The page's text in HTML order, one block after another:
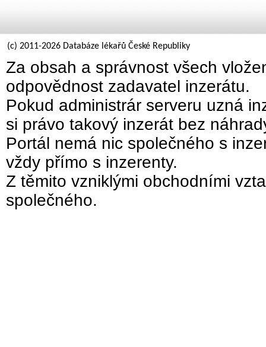
(c) 2011-2026 Databáze lékařů České Republiky
Za obsah a správnost všech
odpovědnost zadavatel inzerátu.
Pokud administrár serveru uzná
si právo takový inzerát bez
Portál nemá nic společného s
vždy přímo s inzerenty.
Z těmito vzniklými obchodními
společného.